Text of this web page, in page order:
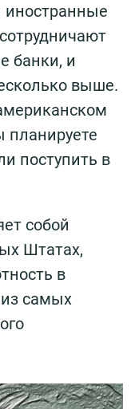
иностранные
банки, и
выше.
планируете
поступить в
собой
Штатах,
в
самых